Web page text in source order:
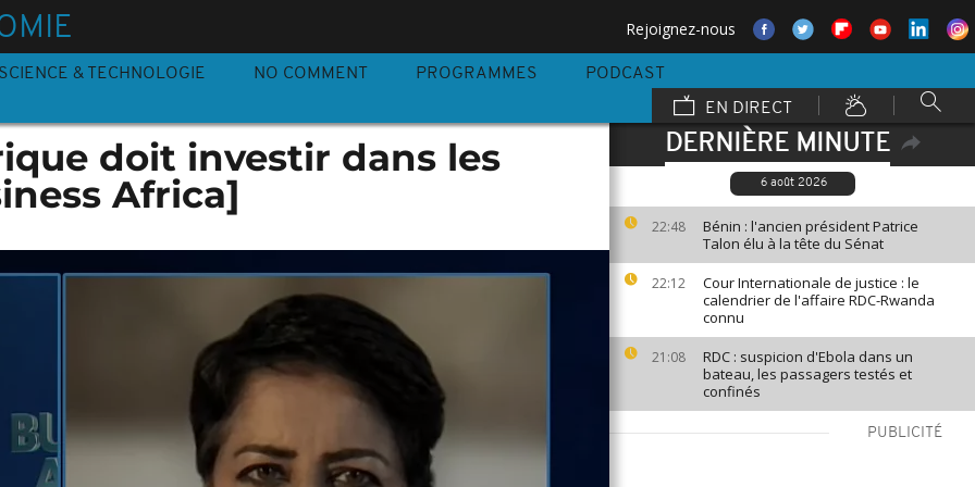
Rejoignez-nous
SCIENCE & TECHNOLOGIE NO COMMENT PROGRAMMES
PODCAST
EN DIRECT
DERNIÈRE MINUTE
6 août 2026
22:48
Bénin : l'ancien président Patrice
Talon élu à la tête du Sénat
22:12
Cour Internationale de justice : le
calendrier de l'affaire RDC-Rwanda
connu
21:08
RDC : suspicion d'Ebola dans un
bateau, les passagers testés et
confinés
PUBLICITÉ
doit investir dans les
Africa]